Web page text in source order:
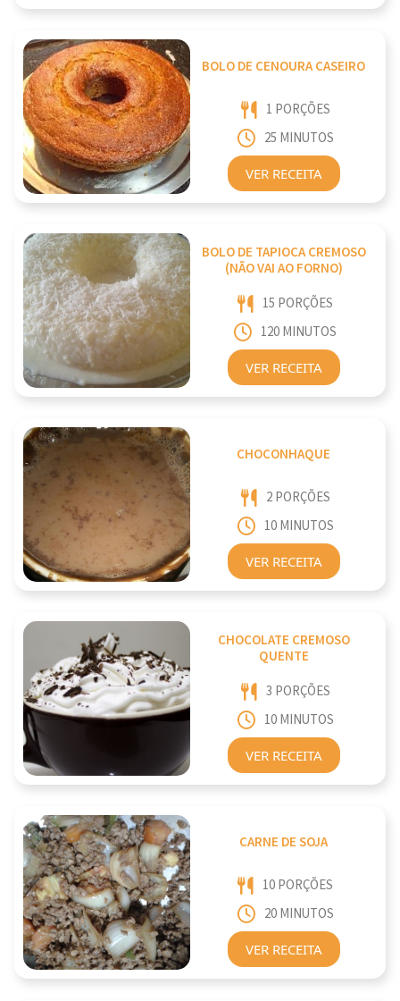
BOLO DE CENOURA CASEIRO
1 PORÇÕES
25 MINUTOS
VER RECEITA
BOLO DE TAPIOCA CREMOSO
(NÃO VAI AO FORNO)
15 PORÇÕES
120 MINUTOS
VER RECEITA
CHOCONHAQUE
2 PORÇÕES
10 MINUTOS
VER RECEITA
CHOCOLATE CREMOSO
QUENTE
3 PORÇÕES
10 MINUTOS
VER RECEITA
CARNE DE SOJA
10 PORÇÕES
20 MINUTOS
VER RECEITA